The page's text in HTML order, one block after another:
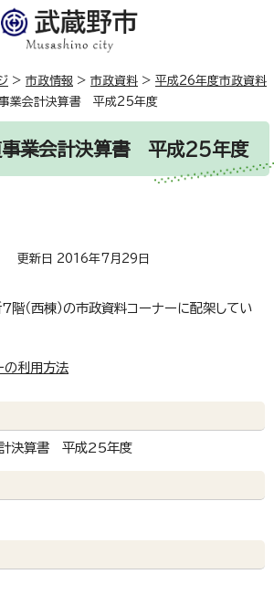
> 市政情報 > 市政資料 > 平成26年度市政資料
業会計決算書 平成25年度
事業会計決算書 平成25年度
更新日 2016年7月29日
7階（西棟）の市政資料コーナーに配架してい
の利用方法
計決算書 平成25年度